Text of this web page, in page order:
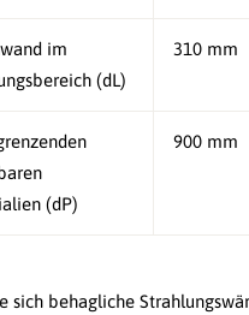
im
(dL)
310 mm
(dP)
900 mm
sich behagliche